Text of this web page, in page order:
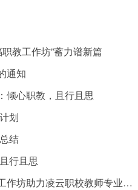
教工作坊”蓄力谱新篇
通知
倾心职教，且行且思
划
结
行且思
坊助力凌云职校教师专业发展